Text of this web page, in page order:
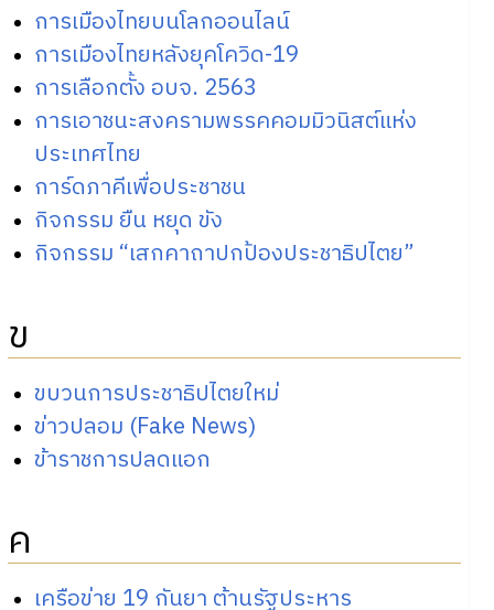
การเมืองไทยบนโลกออนไลน์
การเมืองไทยหลังยุคโควิด-19
การเลือกตั้ง อบจ. 2563
การเอาชนะสงครามพรรคคอมมิวนิสต์แห่ง
ประเทศไทย
การ์ดภาคีเพื่อประชาชน
กิจกรรม ยืน หยุด ขัง
กิจกรรม “เสกคาถาปกป้องประชาธิปไตย”
ข
ขบวนการประชาธิปไตยใหม่
ข่าวปลอม (Fake News)
ข้าราชการปลดแอก
ค
เครือข่าย 19 กันยา ต้านรัฐประหาร